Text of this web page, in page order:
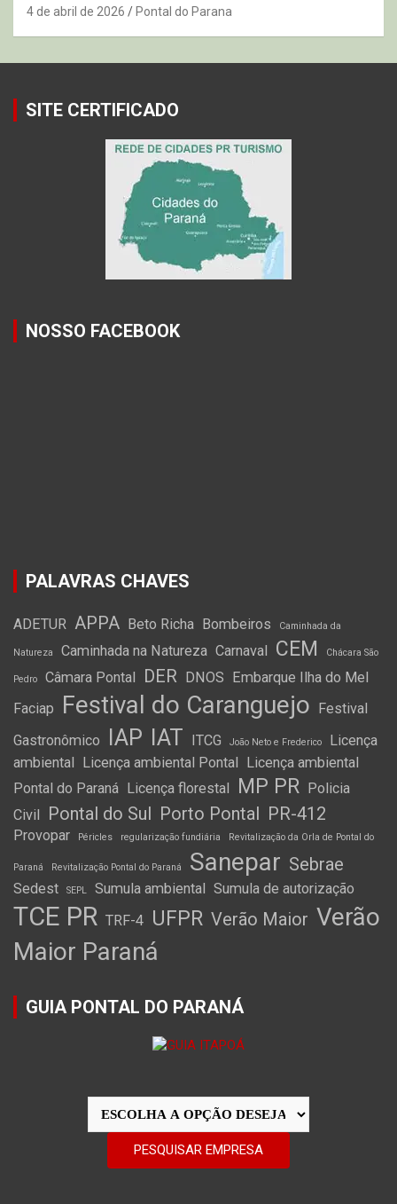
4 de abril de 2026 Pontal do Parana
SITE CERTIFICADO
NOSSO FACEBOOK
PALAVRAS CHAVES
ADETUR APPA Beto Richa Bombeiros Caminhada da
Natureza Caminhada na Natureza Carnaval CEM Chácara São
Pedro Câmara Pontal DER DNOS Embarque Ilha do Mel
Faciap
Festival do Caranguejo Festival
Gastronômico
IAP IAT ITCG João Neto e Frederico
Licença
ambiental Licença ambiental Pontal Licença ambiental
Pontal do Paraná Licença florestal MP PR Policia
Civil
Pontal do Sul Porto Pontal PR-412
Provopar Péricles regularização fundiária Revitalização da Orla de Pontal do
Paraná Revitalização Pontal do Paraná Sanepar Sebrae
Sedest SEPL Sumula ambiental Sumula de autorização
TCE PR TRF-4 UFPR Verão Maior Verão
Maior Paraná
GUIA PONTAL DO PARANÁ